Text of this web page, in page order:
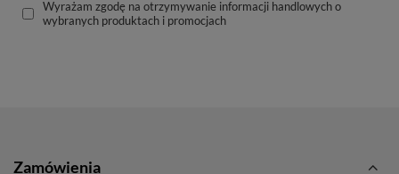
Wyrażam zgodę na otrzymywanie informacji handlowych o
wybranych produktach i promocjach
Zamówienia